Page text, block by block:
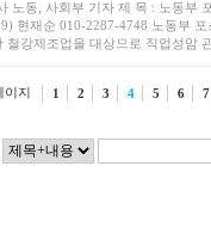
노동, 사회부 기자 제 목 : 노동부
현재순 010-2287-4748 노동부
강제조업을 대상으로 직업성암
이지 1 2 3 4 5 6 7